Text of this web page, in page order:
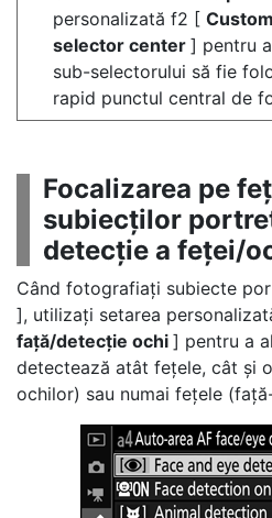
personalizată f2 [
selector center ] pentru
sub-selectorului să fie
rapid punctul central de
Focalizarea pe
subiecților
detecție a feței/
Când fotografiați subiecte
], utilizați setarea
față/detecție ochi ] pentru a
detectează atât fețele, cât și
ochilor) sau numai fețele